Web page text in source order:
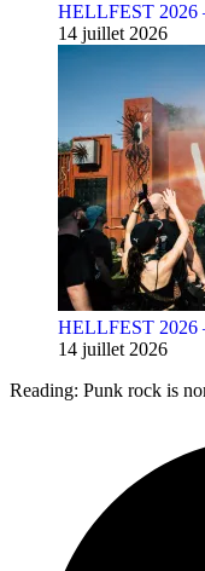
HELLFEST
14 juillet 2026
HELLFEST
14 juillet 2026
Reading: Punk rock is